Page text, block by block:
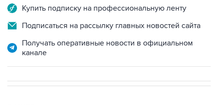
Купить подписку на профессиональную ленту
Подписаться на рассылку главных новостей сайта
Получать оперативные новости в официальном
канале